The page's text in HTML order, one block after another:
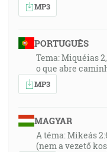
MP3
PORTUGUÊS
Tema: Miquéias
o que abre
MP3
MAGYAR
A téma: Mikeás
(nem a vezető